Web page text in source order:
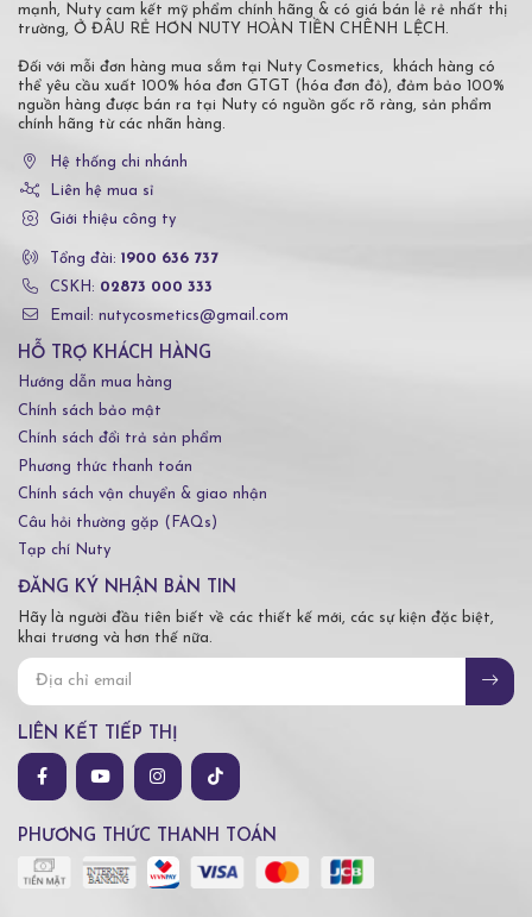
mạnh, Nuty cam kết mỹ phẩm chính hãng & có giá bán lẻ rẻ nhất thị
trường, Ở ĐÂU RẺ HƠN NUTY HOÀN TIỀN CHÊNH LỆCH.
Đối với mỗi đơn hàng mua sắm tại Nuty Cosmetics, khách hàng có
thể yêu cầu xuất 100% hóa đơn GTGT (hóa đơn đỏ), đảm bảo 100%
nguồn hàng được bán ra tại Nuty có nguồn gốc rõ ràng, sản phẩm
chính hãng từ các nhãn hàng.
Hệ thống chi nhánh
Liên hệ mua sỉ
Giới thiệu công ty
Tổng đài: 1900 636 737
CSKH: 02873 000 333
Email: nutycosmetics@gmail.com
HỖ TRỢ KHÁCH HÀNG
Hướng dẫn mua hàng
Chính sách bảo mật
Chính sách đổi trả sản phẩm
Phương thức thanh toán
Chính sách vận chuyển & giao nhận
Câu hỏi thường gặp (FAQs)
Tạp chí Nuty
ĐĂNG KÝ NHẬN BẢN TIN
Hãy là người đầu tiên biết về các thiết kế mới, các sự kiện đặc biệt,
khai trương và hơn thế nữa.
LIÊN KẾT TIẾP THỊ
PHƯƠNG THỨC THANH TOÁN